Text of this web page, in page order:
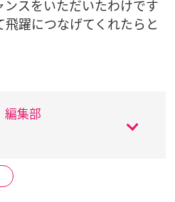
スをいただいたわけです
躍につなげてくれたらと
編集部